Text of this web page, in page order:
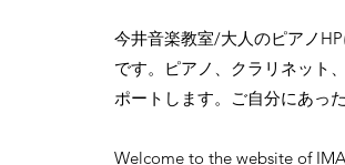
今井音楽教室/大人のピアノ
です。ピアノ、クラリネット
ポートします。ご自分にあっ
Welcome to the website of